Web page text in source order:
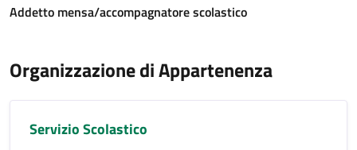
Addetto mensa/accompagnatore scolastico
Organizzazione di Appartenenza
Servizio Scolastico